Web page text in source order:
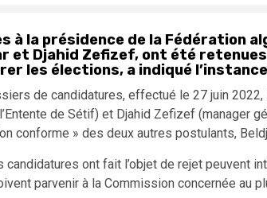
à la présidence de la Fédération
et Djahid Zefizef, ont été
les élections, a indiqué
de candidatures, effectué le 27 juin
de Sétif) et Djahid Zefizef (manager
conforme » des deux autres postulants,
candidatures ont fait l’objet de rejet peuvent
parvenir à la Commission concernée au